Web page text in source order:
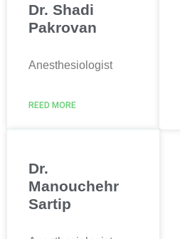
Dr. Shadi
Pakrovan
Anesthesiologist
REED MORE
Dr.
Manouchehr
Sartip